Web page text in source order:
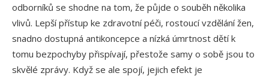
odborníků se shodne na tom, že půjde o souběh několika
vlivů. Lepší přístup ke zdravotní péči, rostoucí vzdělání žen,
snadno dostupná antikoncepce a nízká úmrtnost dětí k
tomu bezpochyby přispívají, přestože samy o sobě jsou to
skvělé zprávy. Když se ale spojí, jejich efekt je